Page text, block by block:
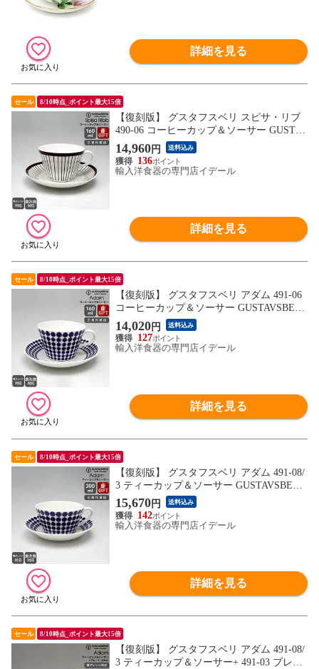
詳細を見る
セール 8/10時点_ポイント最大15倍
【復刻版】 グスタフスベリ スピサ・リブ
490-06 コーヒーカップ＆ソーサー GUSTAV
SBERG Spisa Ribb ギフト 結婚祝い プレゼ
ント 贈り物 【食器 カトラリー】【ギフ
ト】
14,960円 送料込み
136
輸入洋食器の専門店イデール
詳細を見る
セール 8/10時点_ポイント最大15倍
【復刻版】 グスタフスベリ アダム 491-06
コーヒーカップ＆ソーサー GUSTAVSBER
G Adam ギフト 結婚祝い プレゼント 贈り
物 【食器 カトラリー】【ギフト】
14,020円 送料込み
127
輸入洋食器の専門店イデール
詳細を見る
セール 8/10時点_ポイント最大15倍
【復刻版】 グスタフスベリ アダム 491-08/
3 ティーカップ＆ソーサー GUSTAVSBERG
Adam ギフト 結婚祝い プレゼント 贈り物
【食器 カトラリー】【ギフト】
15,670円 送料込み
142
輸入洋食器の専門店イデール
詳細を見る
セール 8/10時点_ポイント最大15倍
【復刻版】 グスタフスベリ アダム 491-08/
3 ティーカップ＆ソーサー+ 491-03 プレー